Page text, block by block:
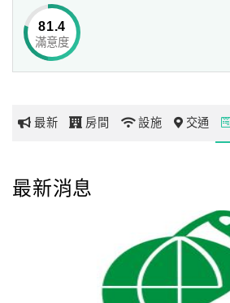
網
紅
地
大樓；
並可迅速到達南港、內湖與新店等工商
本飯店鄰近深坑老街及木柵貓空，可
可嘗美食、賞美景、品好茶。
休閒設施包含健身房、游泳池(每年5-9
可提供房客在繁忙的都會生活中放鬆身
樂活深坑 最自在
81.4
滿意度
最新 房間 設施 交通
最新消息